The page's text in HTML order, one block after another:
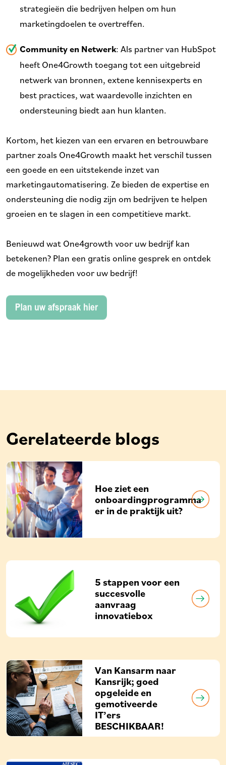
strategieën die bedrijven helpen om hun
marketingdoelen te overtreffen.
Community en Netwerk: Als partner van HubSpot
heeft One4Growth toegang tot een uitgebreid
netwerk van bronnen, extene kennisexperts en
best practices, wat waardevolle inzichten en
ondersteuning biedt aan hun klanten.
Kortom, het kiezen van een ervaren en betrouwbare
partner zoals One4Growth maakt het verschil tussen
een goede en een uitstekende inzet van
marketingautomatisering. Ze bieden de expertise en
ondersteuning die nodig zijn om bedrijven te helpen
groeien en te slagen in een competitieve markt.
Benieuwd wat One4growth voor uw bedrijf kan
betekenen? Plan een gratis online gesprek en ontdek
de mogelijkheden voor uw bedrijf!
Gerelateerde blogs
Hoe ziet een
onboardingprogramma
er in de praktijk uit?
5 stappen voor een
succesvolle
aanvraag
innovatiebox
Van Kansarm naar
Kansrijk; goed
opgeleide en
gemotiveerde
IT’ers
BESCHIKBAAR!